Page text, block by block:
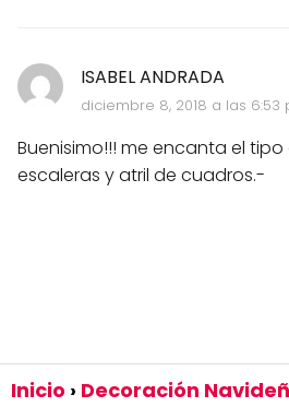
ISABEL ANDRADA
diciembre 8, 2018 a las 6:53
Buenisimo!!! me encanta el
escaleras y atril de cuadros.-
Inicio Decoración